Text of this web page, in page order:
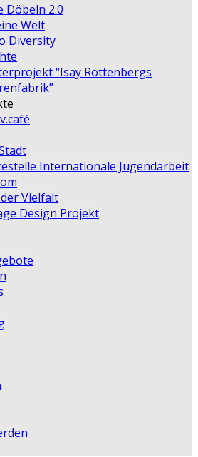
Döbeln 2.0
Welt
Diversity
“Isay Rottenbergs
Internationale Jugendarbeit
Vielfalt
Design Projekt